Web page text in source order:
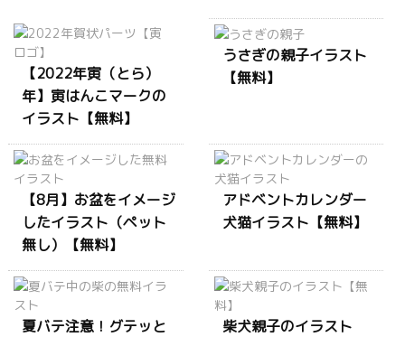
【2022年寅（とら）
年】寅はんこマークの
イラスト【無料】
うさぎの親子イラスト
【無料】
【8月】お盆をイメージ
したイラスト（ペット
無し）【無料】
アドベントカレンダー
犬猫イラスト【無料】
夏バテ注意！グテッと
柴犬親子のイラスト